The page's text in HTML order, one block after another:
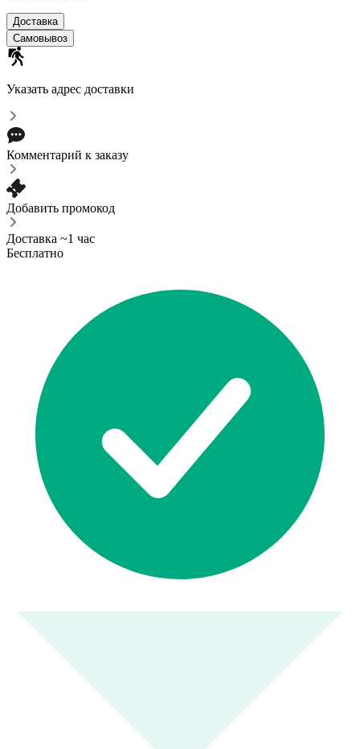
Доставка
Самовывоз
Указать адрес доставки
Комментарий к заказу
Добавить промокод
Доставка ~1 час
Бесплатно